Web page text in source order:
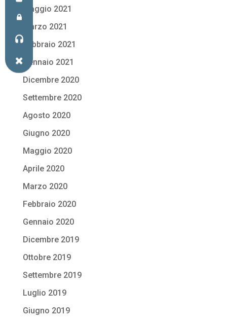
Maggio 2021
Marzo 2021
Febbraio 2021
Gennaio 2021
Dicembre 2020
Settembre 2020
Agosto 2020
Giugno 2020
Maggio 2020
Aprile 2020
Marzo 2020
Febbraio 2020
Gennaio 2020
Dicembre 2019
Ottobre 2019
Settembre 2019
Luglio 2019
Giugno 2019